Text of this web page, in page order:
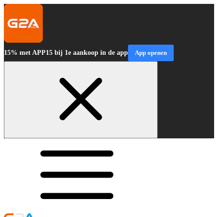
15% met APP15 bij 1e aankoop in de app App openen